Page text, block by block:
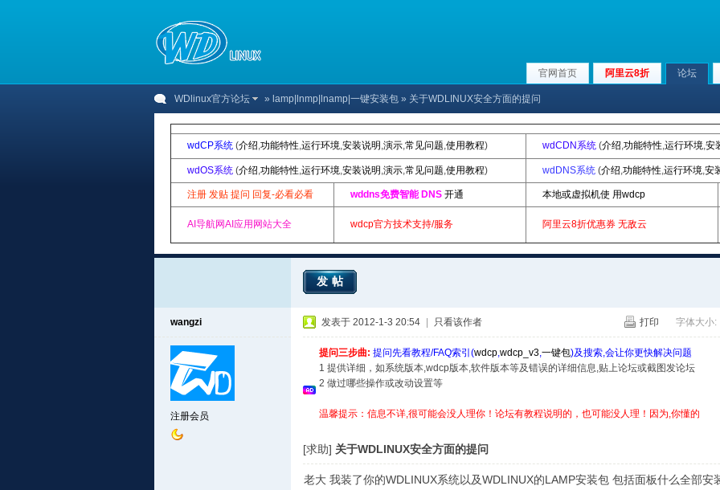
官网首页 阿里云8折 论坛
WDlinux官方论坛 » lamp|lnmp|lnamp|一键安装包 » 关于WDLINUX安全方面的提问
wdCP系统 (介绍,功能特性,运行环境,安装说明 ,演示,常见问题,使用教程) wdCDN系统 (介绍,功能特性,运行环境,安
wdOS系统 (介绍,功能特性,运行环境,安装说明 ,演示,常见问题,使用教程) wdDNS系统 (介绍,功能特性,运行环境,安
注册 发贴 提问 回复-必看必看 wddns免费智能 DNS 开通 本地或虚拟机使 用wdcp
AI导航网AI应用网站大全 wdcp官方技术支持/服务 阿里云8折优惠券 无敌云
发帖
wangzi
注册会员
打印 字体大小:
发表于 2012-1-3 20:54 只看该作者
提问三步曲: 提问先看教程/FAQ索引(wdcp,wdcp_v3,一键包)及搜索,会让你更快解决问题
1 提供详细，如系统版本,wdcp版本,软件版本等及错误的详细信息,贴上论坛或截图发论坛
2 做过哪些操作或改动设置等
温馨提示：信息不详,很可能会没人理你！论坛有教程说明的，也可能没人理！因为,你懂的
[求助] 关于WDLINUX安全方面的提问
老大 我装了你的WDLINUX系统以及WDLINUX的LAMP安装包 包括面板什么全部安